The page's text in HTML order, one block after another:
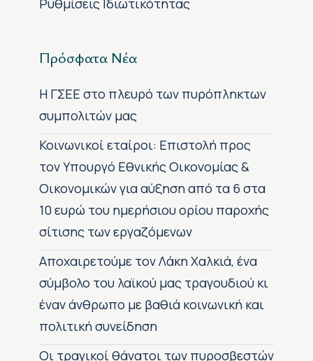
Ρυθμίσεις Ιδιωτικότητας
Πρόσφατα Νέα
H ΓΣΕΕ στο πλευρό των πυρόπληκτων
συμπολιτών μας
Κοινωνικοί εταίροι: Επιστολή προς
τον Υπουργό Εθνικής Οικονομίας &
Οικονομικών για αύξηση από τα 6 στα
10 ευρώ του ημερήσιου ορίου παροχής
σίτισης των εργαζόμενων
Αποχαιρετούμε τον Λάκη Χαλκιά, ένα
σύμβολο του λαϊκού μας τραγουδιού κι
έναν άνθρωπο με βαθιά κοινωνική και
πολιτική συνείδηση
Οι τραγικοί θάνατοι των πυροσβεστών